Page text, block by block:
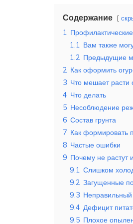
Содержание
1
1.1 Вам также
1.2 Предыдущие
2 Как оформить
3 Что мешает расти
4 Что делать
5 Несоблюдение
6 Состав грунта
7 Как формировать
8 Частые ошибки
9 Почему не растут
9.1 Слишком
9.2 Загущенные
9.3
9.4 Дефицит
9.5 Плохое